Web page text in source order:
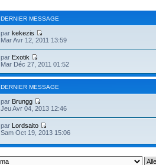
DERNIER MESSAGE
par kekezis
Mar Avr 12, 2011 13:59
par Exotik
Mar Déc 27, 2011 01:52
DERNIER MESSAGE
par Brungg
Jeu Avr 04, 2013 12:46
par Lordsaito
Sam Oct 19, 2013 15:06